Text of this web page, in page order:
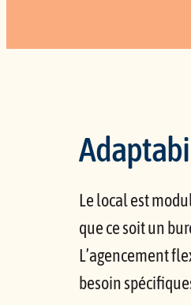
Le local est
que ce soit un
L’agencement
besoin